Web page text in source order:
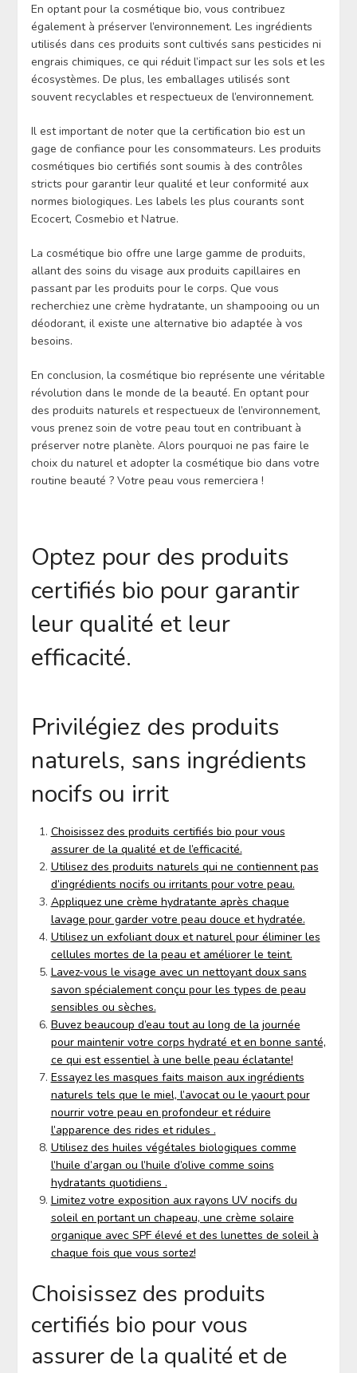
En optant pour la cosmétique bio, vous contribuez
également à préserver l’environnement. Les ingrédients
utilisés dans ces produits sont cultivés sans pesticides ni
engrais chimiques, ce qui réduit l’impact sur les sols et les
écosystèmes. De plus, les emballages utilisés sont
souvent recyclables et respectueux de l’environnement.
Il est important de noter que la certification bio est un
gage de confiance pour les consommateurs. Les produits
cosmétiques bio certifiés sont soumis à des contrôles
stricts pour garantir leur qualité et leur conformité aux
normes biologiques. Les labels les plus courants sont
Ecocert, Cosmebio et Natrue.
La cosmétique bio offre une large gamme de produits,
allant des soins du visage aux produits capillaires en
passant par les produits pour le corps. Que vous
recherchiez une crème hydratante, un shampooing ou un
déodorant, il existe une alternative bio adaptée à vos
besoins.
En conclusion, la cosmétique bio représente une véritable
révolution dans le monde de la beauté. En optant pour
des produits naturels et respectueux de l’environnement,
vous prenez soin de votre peau tout en contribuant à
préserver notre planète. Alors pourquoi ne pas faire le
choix du naturel et adopter la cosmétique bio dans votre
routine beauté ? Votre peau vous remerciera !
Optez pour des produits
certifiés bio pour garantir
leur qualité et leur
efficacité.
Privilégiez des produits
naturels, sans ingrédients
nocifs ou irrit
Choisissez des produits certifiés bio pour vous
assurer de la qualité et de l’efficacité.
Utilisez des produits naturels qui ne contiennent pas
d’ingrédients nocifs ou irritants pour votre peau.
Appliquez une crème hydratante après chaque
lavage pour garder votre peau douce et hydratée.
Utilisez un exfoliant doux et naturel pour éliminer les
cellules mortes de la peau et améliorer le teint.
Lavez-vous le visage avec un nettoyant doux sans
savon spécialement conçu pour les types de peau
sensibles ou sèches.
Buvez beaucoup d’eau tout au long de la journée
pour maintenir votre corps hydraté et en bonne santé,
ce qui est essentiel à une belle peau éclatante!
Essayez les masques faits maison aux ingrédients
naturels tels que le miel, l’avocat ou le yaourt pour
nourrir votre peau en profondeur et réduire
l’apparence des rides et ridules .
Utilisez des huiles végétales biologiques comme
l’huile d’argan ou l’huile d’olive comme soins
hydratants quotidiens .
Limitez votre exposition aux rayons UV nocifs du
soleil en portant un chapeau, une crème solaire
organique avec SPF élevé et des lunettes de soleil à
chaque fois que vous sortez!
Choisissez des produits
certifiés bio pour vous
assurer de la qualité et de